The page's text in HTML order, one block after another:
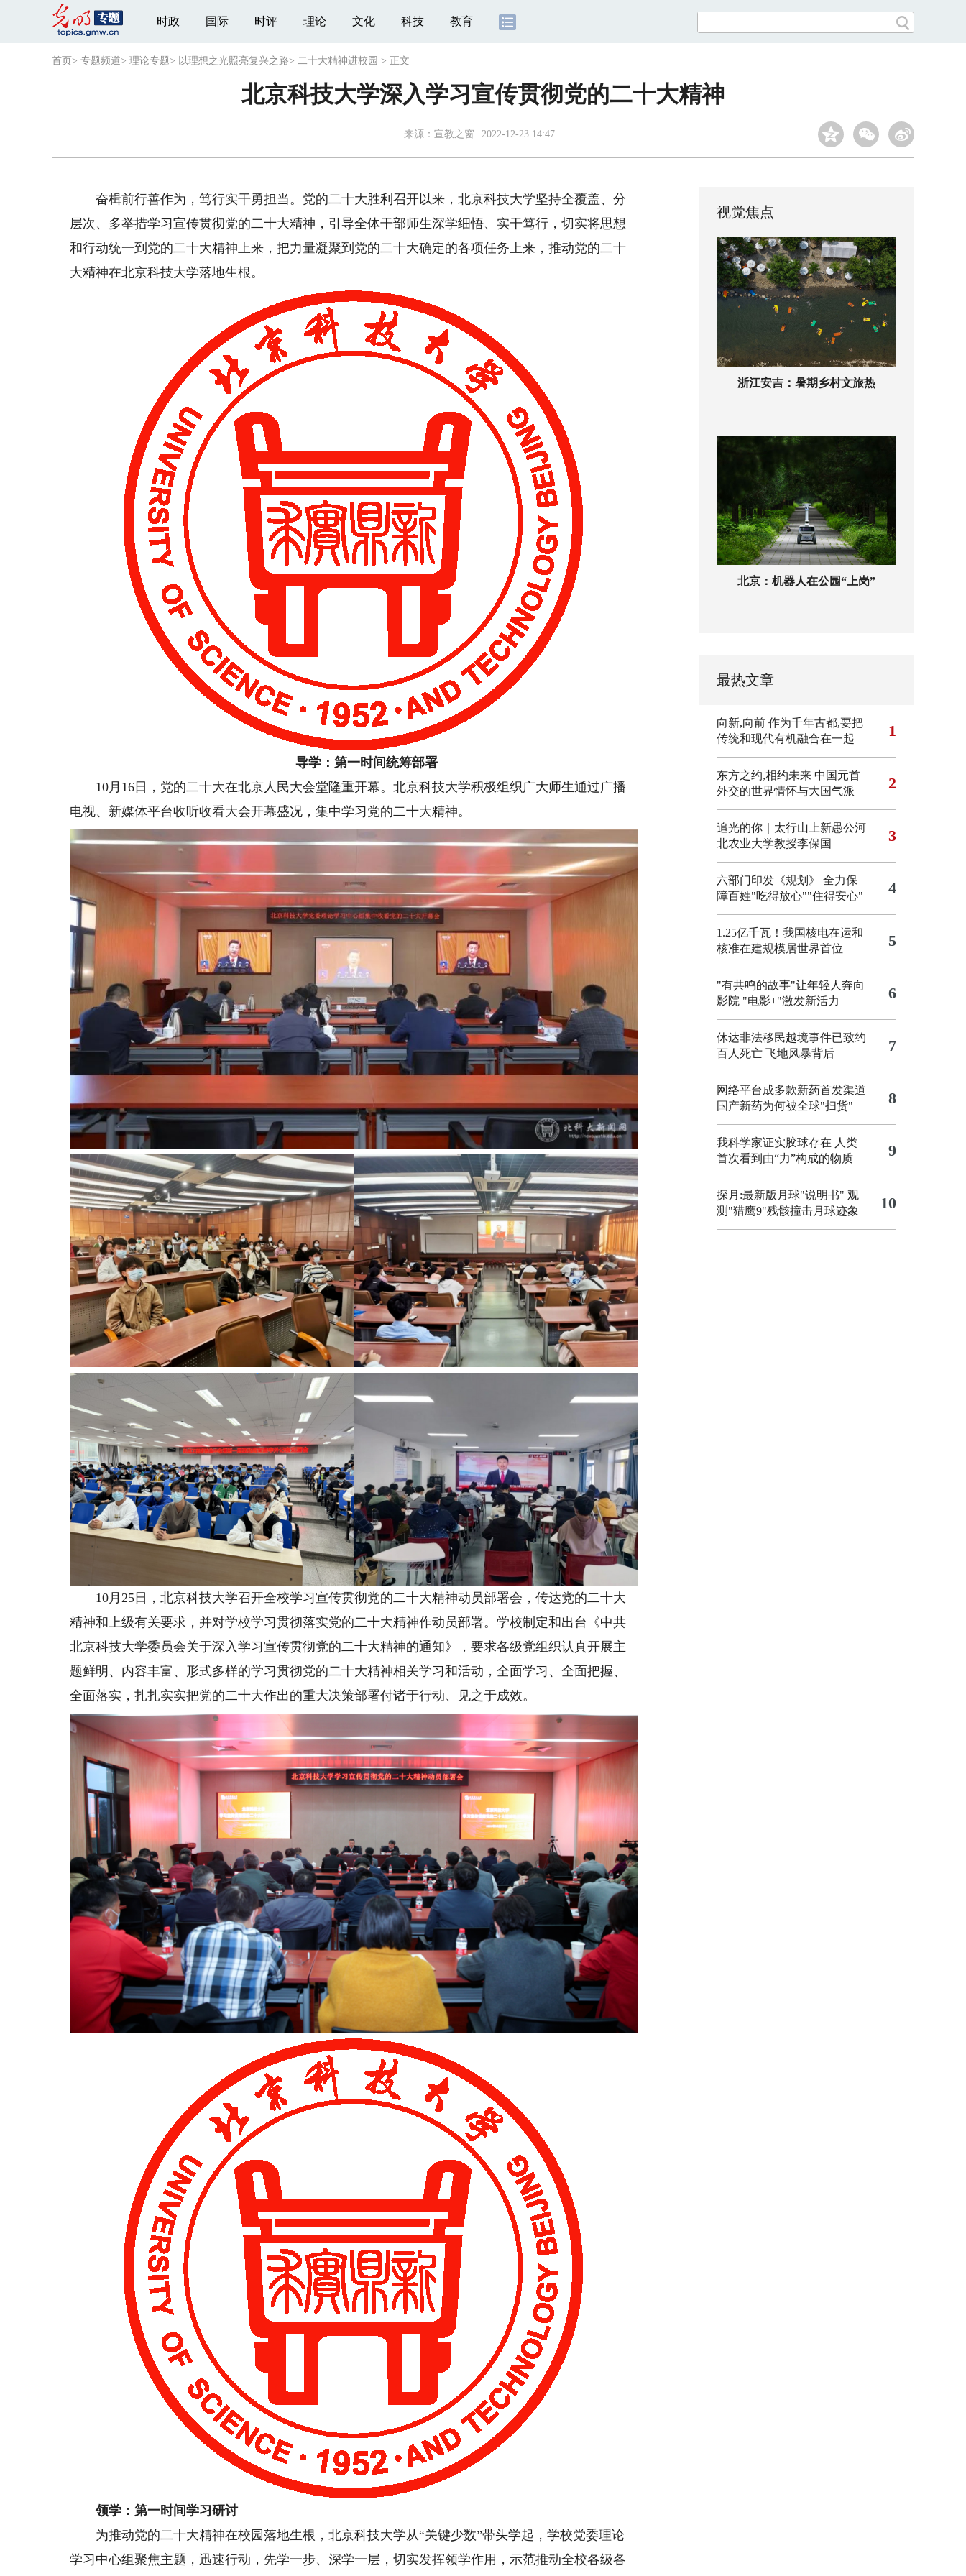
时政 国际 时评 理论 文化 科技 教育
首页 > 专题频道> 理论专题> 以理想之光照亮复兴之路> 二十大精神进校园 > 正文
北京科技大学深入学习宣传贯彻党的二十大精神
来源： 宣教之窗 2022-12-23 14:47
奋楫前行善作为，笃行实干勇担当。党的二十大胜利召开以来，北京科技大学坚持全覆盖、分
层次、多举措学习宣传贯彻党的二十大精神，引导全体干部师生深学细悟、实干笃行，切实将思想
和行动统一到党的二十大精神上来，把力量凝聚到党的二十大确定的各项任务上来，推动党的二十
大精神在北京科技大学落地生根。
导学：第一时间统筹部署
10月16日，党的二十大在北京人民大会堂隆重开幕。北京科技大学积极组织广大师生通过广播
电视、新媒体平台收听收看大会开幕盛况，集中学习党的二十大精神。
10月25日，北京科技大学召开全校学习宣传贯彻党的二十大精神动员部署会，传达党的二十大
精神和上级有关要求，并对学校学习贯彻落实党的二十大精神作动员部署。学校制定和出台《中共
北京科技大学委员会关于深入学习宣传贯彻党的二十大精神的通知》，要求各级党组织认真开展主
题鲜明、内容丰富、形式多样的学习贯彻党的二十大精神相关学习和活动，全面学习、全面把握、
全面落实，扎扎实实把党的二十大作出的重大决策部署付诸于行动、见之于成效。
领学：第一时间学习研讨
为推动党的二十大精神在校园落地生根，北京科技大学从“关键少数”带头学起，学校党委理论
学习中心组聚焦主题，迅速行动，先学一步、深学一层，切实发挥领学作用，示范推动全校各级各
视觉焦点
浙江安吉：暑期乡村文旅热
北京：机器人在公园“上岗”
最热文章
向新,向前 作为千年古都,要把
传统和现代有机融合在一起
1
东方之约,相约未来 中国元首
外交的世界情怀与大国气派
2
追光的你｜太行山上新愚公河
北农业大学教授李保国
3
六部门印发《规划》 全力保
障百姓"吃得放心""住得安心"
4
1.25亿千瓦！我国核电在运和
核准在建规模居世界首位
5
"有共鸣的故事"让年轻人奔向
影院 "电影+"激发新活力 6
休达非法移民越境事件已致约
百人死亡 飞地风暴背后 7
网络平台成多款新药首发渠道
国产新药为何被全球"扫货"
8
我科学家证实胶球存在 人类
首次看到由“力”构成的物质
9
探月:最新版月球"说明书" 观
测"猎鹰9"残骸撞击月球迹象
10